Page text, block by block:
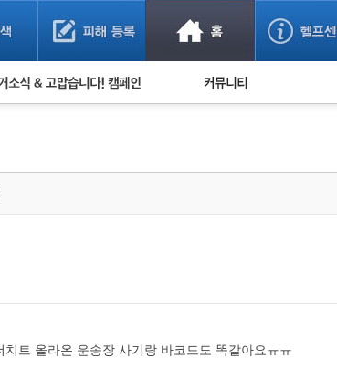
소식 사기 예방했어요!
트 올라온 운송장 사기랑 바코드도 똑같아요ㅠㅠ